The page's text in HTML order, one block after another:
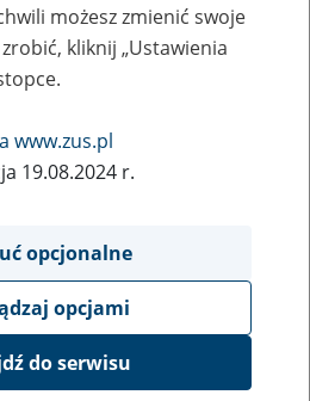
udostępnionych instytucji
stycznia 2023 r.
i wydrukuj”.Najpierw zapisz go
w programie Adobe
Acrobat.
(np. Chrome, Edge, Safari,
możesz zmienić swoje
kliknij „Ustawienia
www.zus.pl
19.08.2024 r.
opcjonalne
opcjami
do serwisu